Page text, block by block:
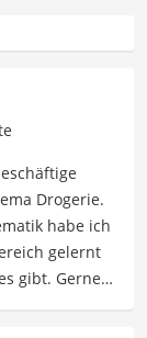
Drogerie.
habe ich
gelernt
gibt. Gerne